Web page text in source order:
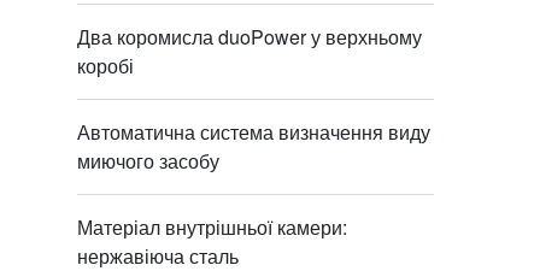
Два коромисла duoPower у верхньому
коробі
Автоматична система визначення виду
миючого засобу
Матеріал внутрішньої камери:
нержавіюча сталь